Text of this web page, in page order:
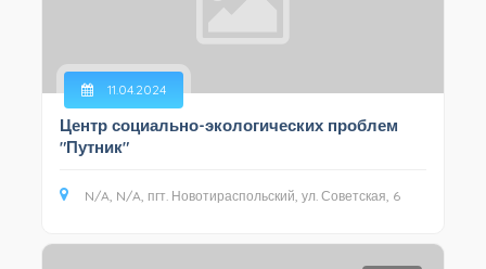
11.04.2024
Центр социально-экологических проблем
"Путник"
N/A, N/A, пгт. Новотираспольский, ул. Советская, 6